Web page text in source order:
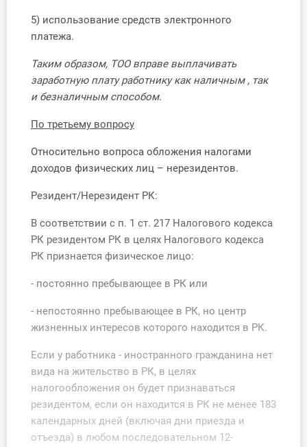
5) использование средств электронного
платежа.
Таким образом, ТОО вправе выплачивать
заработную плату работнику как наличным , так
и безналичным способом.
По третьему вопросу
Относительно вопроса обложения налогами
доходов физических лиц – нерезидентов.
Резидент/Нерезидент РК:
В соответствии с п. 1 ст. 217 Налогового кодекса
РК резидентом РК в целях Налогового кодекса
РК признается физическое лицо:
- постоянно пребывающее в РК или
- непостоянно пребывающее в РК, но центр
жизненных интересов которого находится в РК.
Если у работника - иностранного гражданина нет
вида на жительство в РК, в целях
налогообложения он будет признаваться
резидентом, если он находится в РК не менее 183
календарных дней (включая дни приезда и
отъезда) в любом последовательном 12-